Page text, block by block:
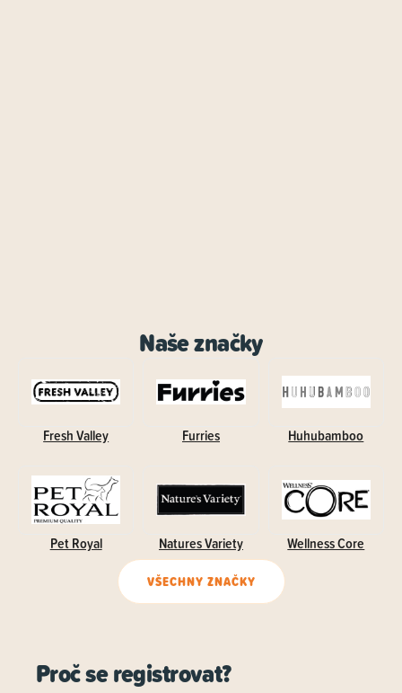
Naše značky
Fresh Valley Furries Huhubamboo
Pet Royal Natures Variety Wellness Core
VŠECHNY ZNAČKY
Proč se registrovat?